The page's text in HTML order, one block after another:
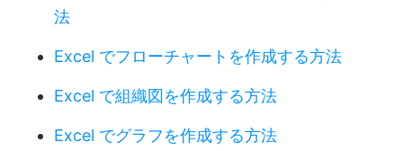
法
Excel でフローチャートを作成する方法
Excel で組織図を作成する方法
Excel でグラフを作成する方法